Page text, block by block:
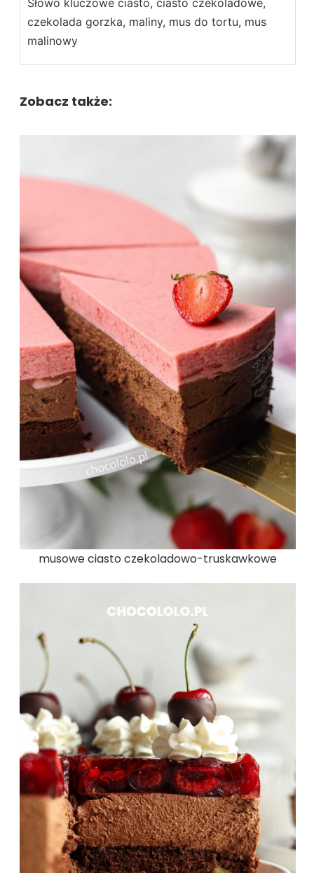
czekolada gorzka, maliny, mus do tortu, mus
malinowy
Zobacz także:
musowe ciasto czekoladowo-truskawkowe